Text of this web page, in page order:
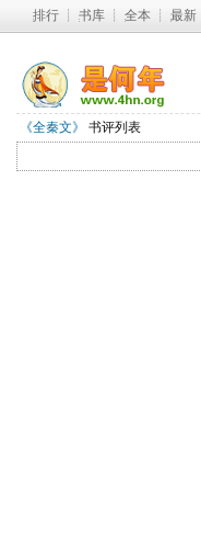
排行 ┊ 书库 ┊ 全本 ┊ 最新
《全秦文》
书评列表